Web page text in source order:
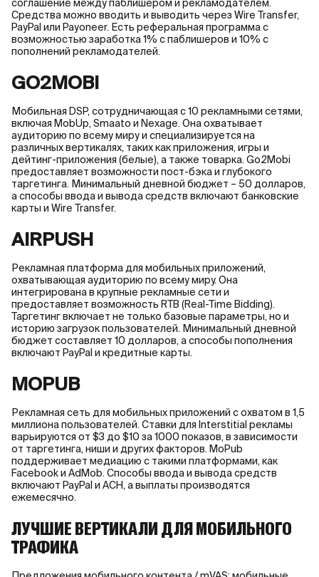
соглашение между паблишером и рекламодателем.
Средства можно вводить и выводить через Wire Transfer,
PayPal или Payoneer. Есть реферальная программа с
возможностью заработка 1% с паблишеров и 10% с
пополнений рекламодателей.
GO2MOBI
Мобильная DSP, сотрудничающая с 10 рекламными сетями,
включая MobUp, Smaato и Nexage. Она охватывает
аудиторию по всему миру и специализируется на
различных вертикалях, таких как приложения, игры и
дейтинг-приложения (белые), а также товарка. Go2Mobi
предоставляет возможности пост-бэка и глубокого
таргетинга. Минимальный дневной бюджет – 50 долларов,
а способы ввода и вывода средств включают банковские
карты и Wire Transfer.
AIRPUSH
Рекламная платформа для мобильных приложений,
охватывающая аудиторию по всему миру. Она
интегрирована в крупные рекламные сети и
предоставляет возможность RTB (Real-Time Bidding).
Таргетинг включает не только базовые параметры, но и
историю загрузок пользователей. Минимальный дневной
бюджет составляет 10 долларов, а способы пополнения
включают PayPal и кредитные карты.
MOPUB
Рекламная сеть для мобильных приложений с охватом в 1,5
миллиона пользователей. Ставки для Interstitial рекламы
варьируются от $3 до $10 за 1000 показов, в зависимости
от таргетинга, ниши и других факторов. MoPub
поддерживает медиацию с такими платформами, как
Facebook и AdMob. Способы ввода и вывода средств
включают PayPal и ACH, а выплаты производятся
ежемесячно.
ЛУЧШИЕ ВЕРТИКАЛИ ДЛЯ МОБИЛЬНОГО
ТРАФИКА